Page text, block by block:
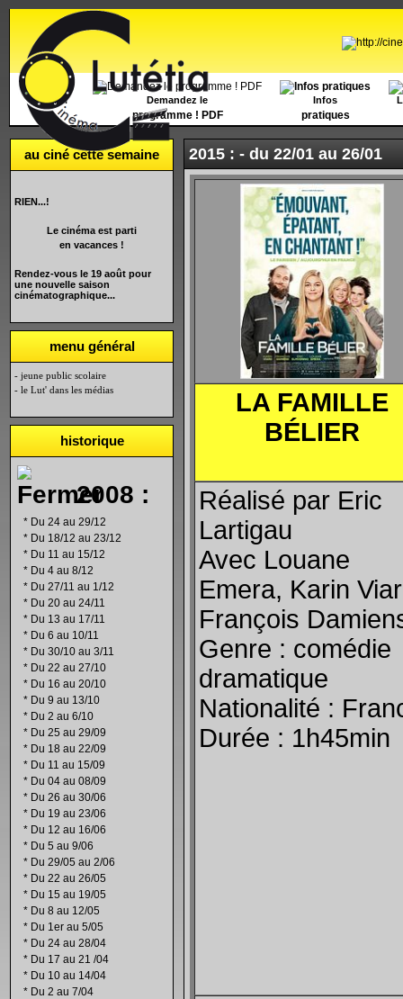
Accueil Demandez le
programme ! PDF
Infos
pratiques
au ciné cette semaine
RIEN...!
Le cinéma est parti
en vacances !
Rendez-vous le 19 août pour
une nouvelle saison
cinématographique...
menu général
- jeune public scolaire
- le Lut' dans les médias
historique
2008 :
* Du 24 au 29/12
* Du 18/12 au 23/12
* Du 11 au 15/12
* Du 4 au 8/12
* Du 27/11 au 1/12
* Du 20 au 24/11
* Du 13 au 17/11
* Du 6 au 10/11
* Du 30/10 au 3/11
* Du 22 au 27/10
* Du 16 au 20/10
* Du 9 au 13/10
* Du 2 au 6/10
* Du 25 au 29/09
* Du 18 au 22/09
* Du 11 au 15/09
* Du 04 au 08/09
* Du 26 au 30/06
* Du 19 au 23/06
* Du 12 au 16/06
* Du 5 au 9/06
* Du 29/05 au 2/06
* Du 22 au 26/05
* Du 15 au 19/05
* Du 8 au 12/05
* Du 1er au 5/05
* Du 24 au 28/04
* Du 17 au 21 /04
* Du 10 au 14/04
* Du 2 au 7/04
2015 : - du 22/01 au 26/01
LA FAMILLE
BÉLIER
Réalisé par Eric
Lartigau
Avec Louane
Emera, Karin
François
Genre : comédie
dramatique
Nationalité :
Durée : 1h45min